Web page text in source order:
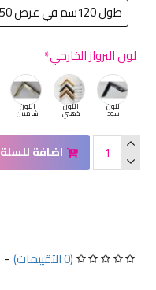
(0 التقييمات) -
طول 120سم في عرض 150سم
لون البرواز الخارجي
اللون
اسود
اللون
ذهبي
اللون
شامبين
اضافة للسلة